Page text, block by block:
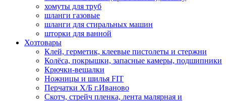
хомуты для труб
шланги газовые
шланги для стиральных машин
шторки для ванной
Хозтовары
Клей, герметик, клеевые пистолеты и стержни
Колёса, покрышки, запасные камеры, подшипники
Крючки-вешалки
Ножницы и шилья FIT
Перчатки Х/Б г.Иваново
Скотч, стрейч пленка, лента малярная и